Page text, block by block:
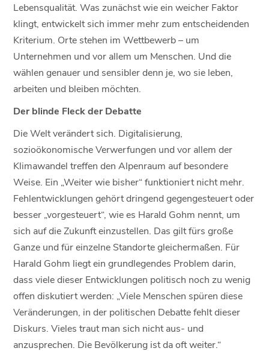
Lebensqualität. Was zunächst wie ein weicher Faktor
klingt, entwickelt sich immer mehr zum entscheidenden
Kriterium. Orte stehen im Wettbewerb – um
Unternehmen und vor allem um Menschen. Und die
wählen genauer und sensibler denn je, wo sie leben,
arbeiten und bleiben möchten.
Der blinde Fleck der Debatte
Die Welt verändert sich. Digitalisierung,
sozioökonomische Verwerfungen und vor allem der
Klimawandel treffen den Alpenraum auf besondere
Weise. Ein „Weiter wie bisher“ funktioniert nicht mehr.
Fehlentwicklungen gehört dringend gegengesteuert oder
besser „vorgesteuert“, wie es Harald Gohm nennt, um
sich auf die Zukunft einzustellen. Das gilt fürs große
Ganze und für einzelne Standorte gleichermaßen. Für
Harald Gohm liegt ein grundlegendes Problem darin,
dass viele dieser Entwicklungen politisch noch zu wenig
offen diskutiert werden: „Viele Menschen spüren diese
Veränderungen, in der politischen Debatte fehlt dieser
Diskurs. Vieles traut man sich nicht aus- und
anzusprechen. Die Bevölkerung ist da oft weiter.“